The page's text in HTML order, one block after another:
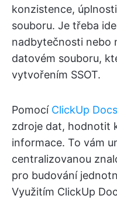
konzistence,
souboru. Je třeba
nadbytečnosti nebo
datovém souboru,
vytvořením SSOT.
Pomocí ClickUp Docs
zdroje dat, hodnotit
informace. To vám
centralizovanou
pro budování
Využitím ClickUp